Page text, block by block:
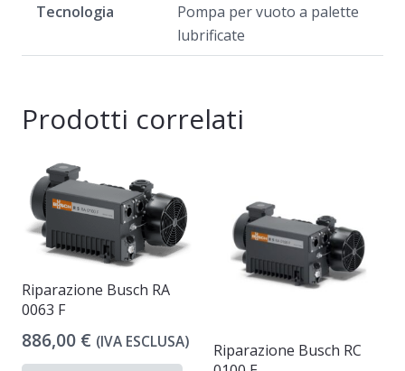
Tecnologia
Pompa per vuoto a palette
lubrificate
Prodotti correlati
Riparazione Busch RA
0063 F
886,00 € (IVA ESCLUSA)
Riparazione Busch RC